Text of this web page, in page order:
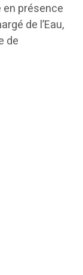
en présence
de l’Eau,
de